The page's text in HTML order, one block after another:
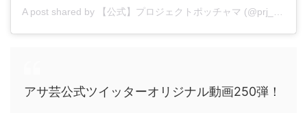
A post shared by 【公式】プロジェクトポッチャマ (@prj_pochama)
アサ芸公式ツイッターオリジナル動画250弾！